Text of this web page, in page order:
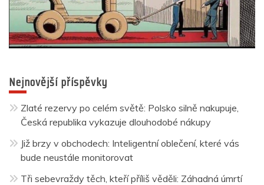
Nejnovější příspěvky
Zlaté rezervy po celém světě: Polsko silně nakupuje,
Česká republika vykazuje dlouhodobé nákupy
Již brzy v obchodech: Inteligentní oblečení, které vás
bude neustále monitorovat
Tři sebevraždy těch, kteří příliš věděli: Záhadná úmrtí